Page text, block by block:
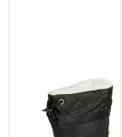
DRUPPIESDruppies Kinder-
Winterstiefel Winterstiefel
UVP47,99 €